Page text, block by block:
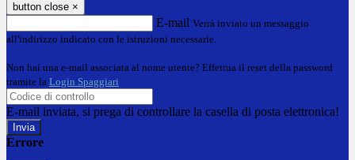
button close ×
E-mail Verrà inviato un messaggio
all'indirizzo indicato con le istruzioni necessarie.
Non hai una e-mail associata al nome utente? Effettua il reset della password
tramite la Login Spaggiari
E-mail inviata, si prega di controllare la casella di posta elettronica!
Errore